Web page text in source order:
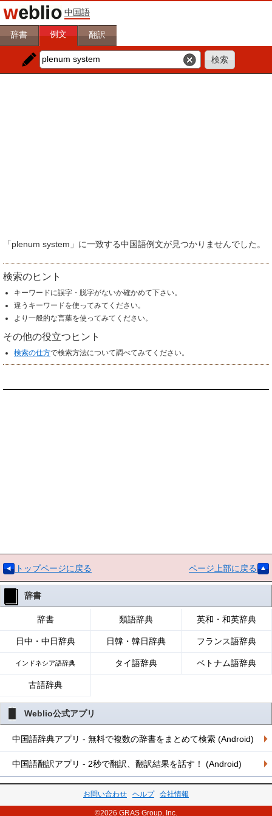
中国語
辞書 例文 翻訳
「plenum system」に一致する中国語例文が見つかりませんでした。
検索のヒント
キーワードに誤字・脱字がないか確かめて下さい。
違うキーワードを使ってみてください。
より一般的な言葉を使ってみてください。
その他の役立つヒント
検索の仕方で検索方法について調べてみてください。
トップページに戻る ページ上部に戻る
辞書
辞書 類語辞典 英和・和英辞典
日中・中日辞典 日韓・韓日辞典 フランス語辞典
インドネシア語辞典 タイ語辞典 ベトナム語辞典
古語辞典
Weblio公式アプリ
中国語辞典アプリ - 無料で複数の辞書をまとめて検索 (Android)
中国語翻訳アプリ - 2秒で翻訳、翻訳結果を話す！ (Android)
お問い合わせ ヘルプ 会社情報
©2026 GRAS Group, Inc.